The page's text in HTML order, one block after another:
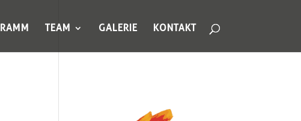
TEAM GALERIE KONTAKT